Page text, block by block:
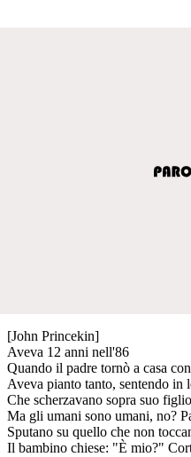
[John Princekin]
Aveva 12 anni nell'86
Quando il padre tornò a casa
Aveva pianto tanto, sentendo in
Che scherzavano sopra suo
Ma gli umani sono umani, no?
Sputano su quello che non
Il bambino chiese: "È mio?"